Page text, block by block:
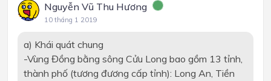
Nguyễn Vũ Thu Hương
10 tháng 1 2019
a) Khái quát chung
-Vùng Đồng bằng sông Cửu Long bao gồm 13 tỉnh,
thành phố (tương đương cấp tỉnh): Long An, Tiền